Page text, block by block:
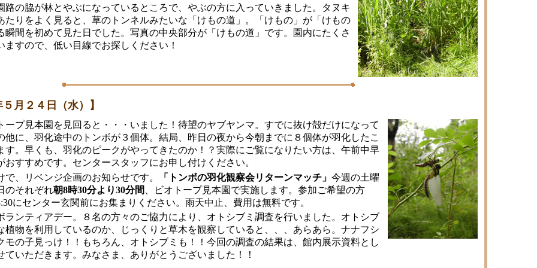
路の脇が林とやぶになっているところで、やぶの方に入っていきました。タヌキ
たりをよく見ると、草のトンネルみたいな「けもの道」。「けもの」が「けもの
瞬間を初めて見た日でした。写真の中央部分が「けもの道」です。園内にたくさ
ますので、低い目線でお探しください！
月２４日（水）】
ープ見本園を見回ると・・・いました！待望のヤブヤンマ。すでに抜け殻だけになって
他に、羽化途中のトンボが３個体。結局、昨日の夜から今朝までに８個体が羽化したこ
す。早くも、羽化のピークがやってきたのか！？実際にご覧になりたい方は、午前中早
おすすめです。センタースタッフにお申し付けください。
で、リベンジ企画のお知らせです。
「トンボの羽化観察会リターンマッチ」 今週の土曜
のそれぞれ朝8時30分より30分間
、ビオトープ見本園で実施します。参加ご希望の方
にセンター玄関前にお集まりください。雨天中止、費用は無料です。
ランティアデー。８名の方々のご協力により、オトシブミ調査を行いました。オトシブ
植物を利用しているのか、じっくりと草木を観察していると、、、あらあら。ナナフシ
モの子見っけ！！もちろん、オトシブミも！！今回の調査の結果は、館内展示資料とし
ていただきます。みなさま、ありがとうございました！！